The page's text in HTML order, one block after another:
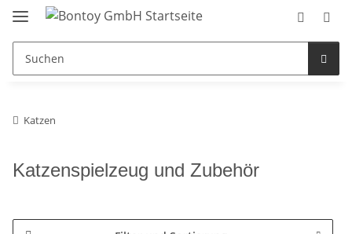
Katzen
Katzenspielzeug und Zubehör